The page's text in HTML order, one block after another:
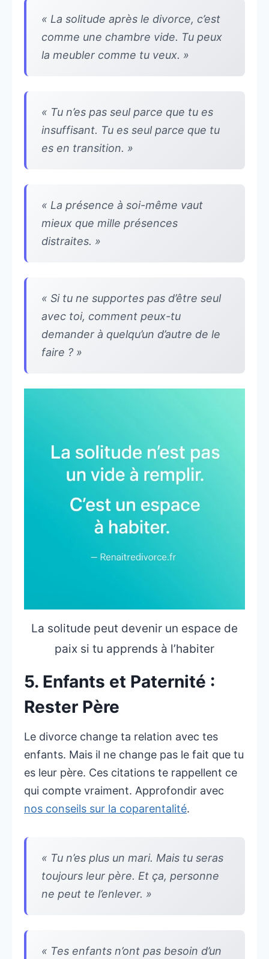
« La solitude après le divorce, c’est
comme une chambre vide. Tu peux
la meubler comme tu veux. »
« Tu n’es pas seul parce que tu es
insuffisant. Tu es seul parce que tu
es en transition. »
« La présence à soi-même vaut
mieux que mille présences
distraites. »
« Si tu ne supportes pas d’être seul
avec toi, comment peux-tu
demander à quelqu’un d’autre de le
faire ? »
La solitude peut devenir un espace de
paix si tu apprends à l’habiter
5. Enfants et Paternité :
Rester Père
Le divorce change ta relation avec tes
enfants. Mais il ne change pas le fait que tu
es leur père. Ces citations te rappellent ce
qui compte vraiment. Approfondir avec
nos conseils sur la coparentalité.
« Tu n’es plus un mari. Mais tu seras
toujours leur père. Et ça, personne
ne peut te l’enlever. »
« Tes enfants n’ont pas besoin d’un